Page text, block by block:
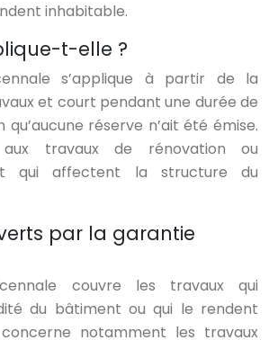
inhabitable.
t-elle ?
s’applique à partir de la
et court pendant une durée de
qu’aucune réserve n’ait été émise.
aux travaux de rénovation ou
qui affectent la structure du
par la garantie
couvre les travaux qui
du bâtiment ou qui le rendent
notamment les travaux